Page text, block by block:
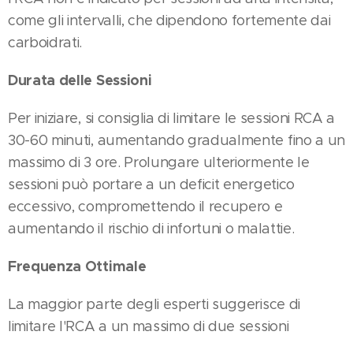
come gli intervalli, che dipendono fortemente dai
carboidrati​​.
Durata delle Sessioni
Per iniziare, si consiglia di limitare le sessioni RCA a
30-60 minuti, aumentando gradualmente fino a un
massimo di 3 ore. Prolungare ulteriormente le
sessioni può portare a un deficit energetico
eccessivo, compromettendo il recupero e
aumentando il rischio di infortuni o malattie​.
Frequenza Ottimale
La maggior parte degli esperti suggerisce di
limitare l'RCA a un massimo di due sessioni